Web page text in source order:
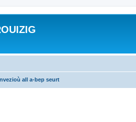
all a-bep seurt